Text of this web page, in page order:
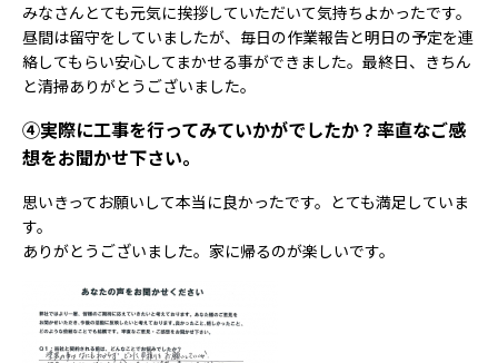
みなさんとても元気に挨拶していただいて気持ちよかったです。
昼間は留守をしていましたが、毎日の作業報告と明日の予定を連
絡してもらい安心してまかせる事ができました。最終日、きちん
と清掃ありがとうございました。
④実際に工事を行ってみていかがでしたか？率直なご感
想をお聞かせ下さい。
思いきってお願いして本当に良かったです。とても満足していま
す。
ありがとうございました。家に帰るのが楽しいです。